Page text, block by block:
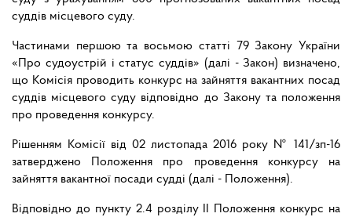
суддів місцевого суду.
Частинами першою та восьмою статті 79 Закону України
«Про судоустрій і статус суддів» (далі - Закон) визначено,
що Комісія проводить конкурс на зайняття вакантних посад
суддів місцевого суду відповідно до Закону та положення
про проведення конкурсу.
Рішенням Комісії від 02 листопада 2016 року № 141/зп-16
затверджено Положення про проведення конкурсу на
зайняття вакантної посади судді (далі - Положення).
Відповідно до пункту 2.4 розділу II Положення конкурс на